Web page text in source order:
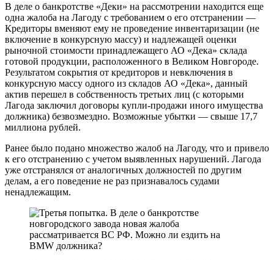
В деле о банкротстве «Деки» на рассмотрении находится еще
одна жалоба на Лагоду с требованием о его отстранении —
Кредиторы вменяют ему не проведение инвентаризации (не
включение в конкурсную массу) и надлежащей оценки
рыночной стоимости принадлежащего АО «Дека» склада
готовой продукции, расположенного в Великом Новгороде.
Результатом сокрытия от кредиторов и невключения в
конкурсную массу одного из складов АО «Дека», данный
актив перешел в собственность третьих лиц (с которыми
Лагода заключил договоры купли-продажи иного имущества
должника) безвозмездно. Возможные убытки — свыше 17,7
миллиона рублей.
Ранее было подано множество жалоб на Лагоду, что и привело
к его отстранению с учетом выявленных нарушений. Лагода
уже отстранялся от аналогичных должностей по другим
делам, а его поведение не раз признавалось судами
ненадлежащим.